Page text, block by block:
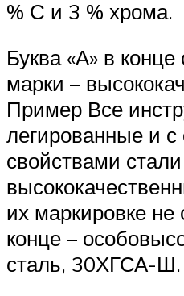
% С и 3 % хрома.
Буква «А» в
марки –
Пример Все
легированные и
свойствами
их маркировке не
конце –
сталь, 30ХГСА-Ш.